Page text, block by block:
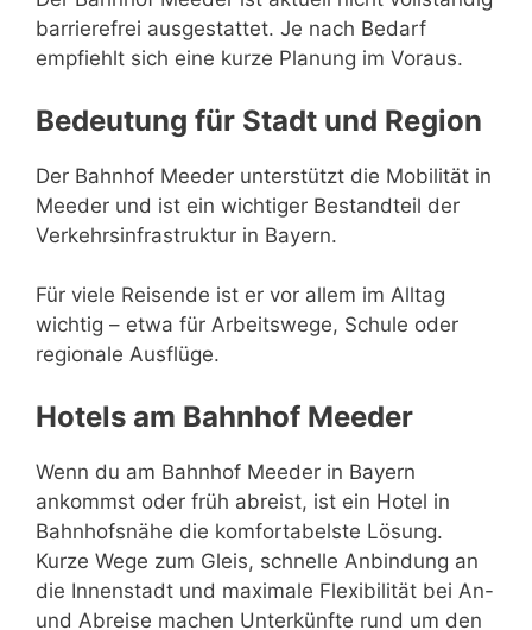
barrierefrei ausgestattet. Je nach Bedarf
empfiehlt sich eine kurze Planung im Voraus.
Bedeutung für Stadt und Region
Der Bahnhof Meeder unterstützt die Mobilität in
Meeder und ist ein wichtiger Bestandteil der
Verkehrsinfrastruktur in Bayern.
Für viele Reisende ist er vor allem im Alltag
wichtig – etwa für Arbeitswege, Schule oder
regionale Ausflüge.
Hotels am Bahnhof Meeder
Wenn du am Bahnhof Meeder in Bayern
ankommst oder früh abreist, ist ein Hotel in
Bahnhofsnähe die komfortabelste Lösung.
Kurze Wege zum Gleis, schnelle Anbindung an
die Innenstadt und maximale Flexibilität bei An-
und Abreise machen Unterkünfte rund um den